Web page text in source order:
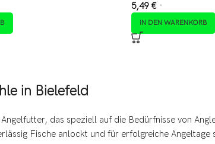
5,49 € *
IN DEN WARENKORB
in Bielefeld
das speziell auf die Bedürfnisse von
Fische anlockt und für erfolgreiche Angeltage